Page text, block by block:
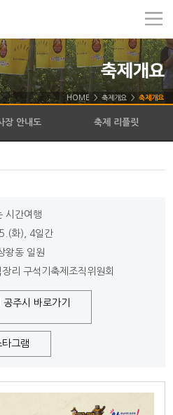
HOME > 축제개요 > 축제개요
장 안내도 축제 리플릿
시간여행
화), 4일간
왕동 일원
리 구석기축제조직위원회
주시 바로가기
그램